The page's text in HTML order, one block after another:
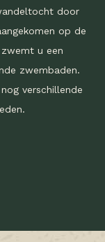
door
op de
u een
zwembaden.
verschillende